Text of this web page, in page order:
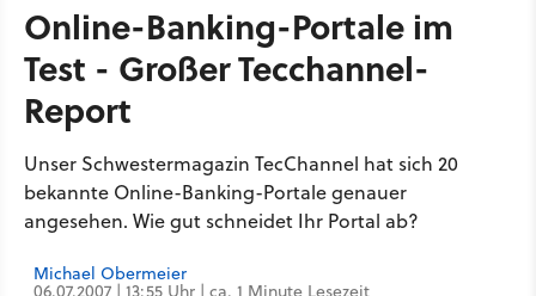
Online-Banking-Portale im
Test - Großer Tecchannel-
Report
Unser Schwestermagazin TecChannel hat sich 20
bekannte Online-Banking-Portale genauer
angesehen. Wie gut schneidet Ihr Portal ab?
Michael Obermeier
06.07.2007 | 13:55 Uhr | ca. 1 Minute Lesezeit